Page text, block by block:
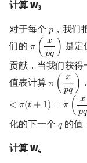
计算 W₃
对于每个 𝑝
p ，我们
们的 𝜋 ( 𝑥
𝑝𝑞 )
π x pq 是定
贡献．当我们获得
值表计算 𝜋 ( 𝑥
𝑝𝑞 )
π x pq ．
< 𝜋(𝑡 + 1) = 𝜋 ( 𝑥
𝑝𝑞
化的下一个 𝑞
q的值
计算 W₄